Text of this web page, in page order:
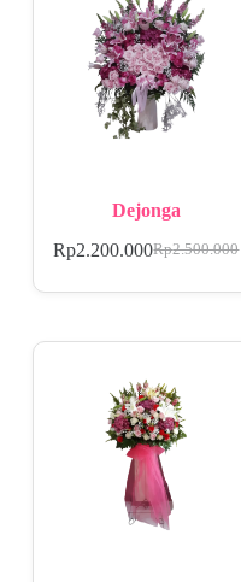
Dejonga
Rp2.500.000
Rp2.200.000